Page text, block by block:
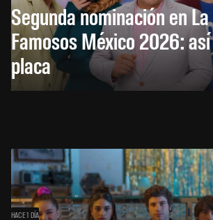
Segunda nominación en
Famosos México 2026:
placa
HACE 1 DÍA